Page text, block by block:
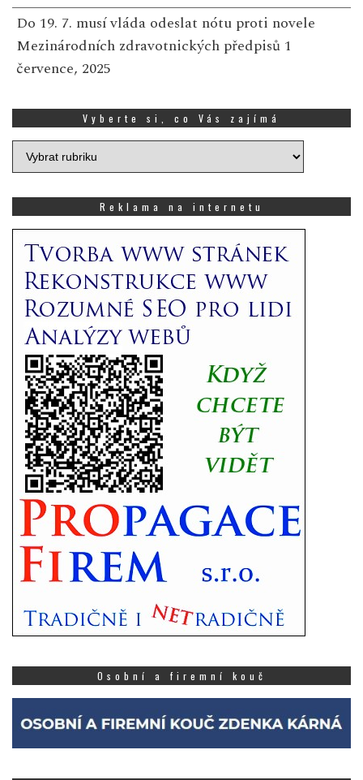
Do 19. 7. musí vláda odeslat nótu proti novele
Mezinárodních zdravotnických předpisů 1
července, 2025
Vyberte si, co Vás zajímá
Vyberte
si,
zajímá
Reklama na internetu
Osobní a firemní kouč